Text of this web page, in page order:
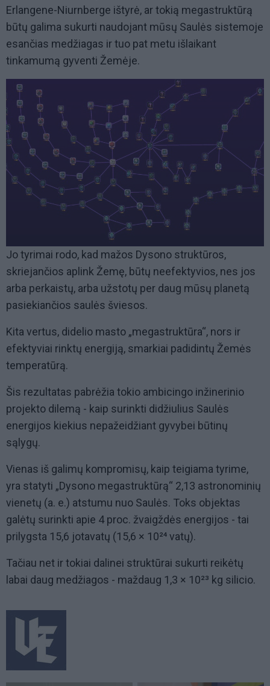
Erlangene-Niurnberge ištyrė, ar tokią megastruktūrą
būtų galima sukurti naudojant mūsų Saulės sistemoje
esančias medžiagas ir tuo pat metu išlaikant
tinkamumą gyventi Žemėje.
Jo tyrimai rodo, kad mažos Dysono struktūros,
skriejančios aplink Žemę, būtų neefektyvios, nes jos
arba perkaistų, arba užstotų per daug mūsų planetą
pasiekiančios saulės šviesos.
Kita vertus, didelio masto „megastruktūra“, nors ir
efektyviai rinktų energiją, smarkiai padidintų Žemės
temperatūrą.
Šis rezultatas pabrėžia tokio ambicingo inžinerinio
projekto dilemą - kaip surinkti didžiulius Saulės
energijos kiekius nepažeidžiant gyvybei būtinų
sąlygų.
Vienas iš galimų kompromisų, kaip teigiama tyrime,
yra statyti „Dysono megastruktūrą“ 2,13 astronominių
vienetų (a. e.) atstumu nuo Saulės. Toks objektas
galėtų surinkti apie 4 proc. žvaigždės energijos - tai
prilygsta 15,6 jotavatų (15,6 × 10²⁴ vatų).
Tačiau net ir tokiai dalinei struktūrai sukurti reikėtų
labai daug medžiagos - maždaug 1,3 × 10²³ kg silicio.